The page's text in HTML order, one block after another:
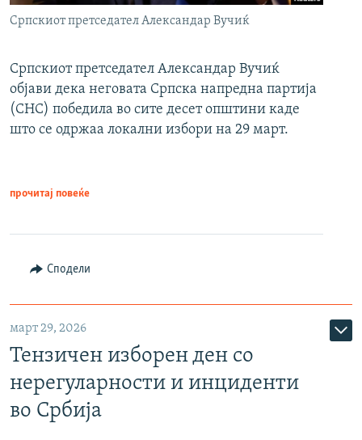
Српскиот претседател Александар Вучиќ
Српскиот претседател Александар Вучиќ
објави дека неговата Српска напредна партија
(СНС) победила во сите десет општини каде
што се одржаа локални избори на 29 март.
прочитај повеќе
Сподели
март 29, 2026
Тензичен изборен ден со
нерегуларности и инциденти
во Србија